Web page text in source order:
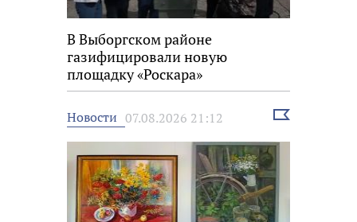
В Выборгском районе
газифицировали новую
площадку «Роскара»
Новости 07.08.2026 21:12
Выбрать